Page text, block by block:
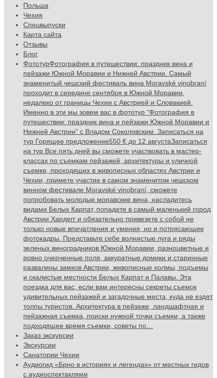
Польша
Чехия
Спецвыпуски
Карта сайта
Отзывы
Блог
ФототурФотография в путешествии: праздник вина и
пейзажи Южной Моравии и Нижней Австрии. Самый
знаменитый чешский фестиваль вина Moravské vinobraní
проходит в середине сентября в Южной Моравии,
недалеко от границы Чехии с Австрией и Словакией.
Именно в эти мы зовем вас в фототур “Фотография в
путешествии: праздник вина и пейзажи Южной Моравии и
Нижней Австрии” с Владом Соколовским. Записаться на
тур Горящее предложение550 € до 12 августаЗаписаться
на тур Все пять дней вы сможете участвовать в мастер-
классах по съемкам пейзажей, архитектуры и уличной
съемке, проходящих в живописных областях Австрии и
Чехии, примете участие в самом знаменитом чешском
винном фестивале Moravské vinobraní, сможете
попробовать молодые моравские вина, насладитесь
видами Белых Карпат, попадете в самый маленький город
Австрии Хардегг и обязательно привезете с собой не
только новые впечатления и умения, но и потрясающие
фотокадры. Представьте себе волнистые луга и ряды
зеленых виноградников Южной Моравии, разноцветные и
ровно очерченные поля, аккуратные домики и старинные
развалины замков Австрии, живописные холмы, подъемы
и скалистые местности Белых Карпат и Палавы. Эта
поездка для вас, если вам интересны секреты съемок
удивительных пейзажей и загадочные места, куда не ездят
толпы туристов. Архитектура в пейзаже, ландшафтная и
пейзажная съемка, поиски нужной точки съемки, а также
подходящее время съемки, советы по…
Заказ экскурсии
Экскурсии
Санатории Чехии
Аудиогид «Брно в историях и легендах» от местных гидов
с аудиоспектаклями